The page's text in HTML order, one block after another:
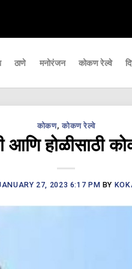
ठाणे मनोरंजन कोकण रेल्वे
कोकण, कोकण रेल्वे
आणि होळीसाठी
27, 2023 6:17 PM BY